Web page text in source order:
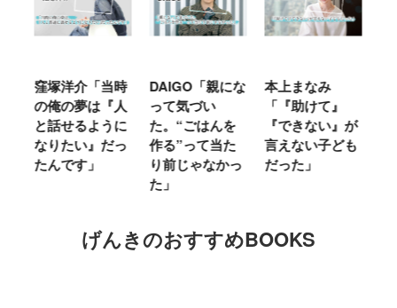
窪塚洋介「当時
の俺の夢は『人
と話せるように
なりたい』だっ
たんです」
DAIGO「親にな
って気づい
た。“ごはんを
作る”って当た
り前じゃなかっ
た」
本上まなみ
「『助けて』
『できない』が
言えない子ども
だった」
げんきのおすすめBOOKS